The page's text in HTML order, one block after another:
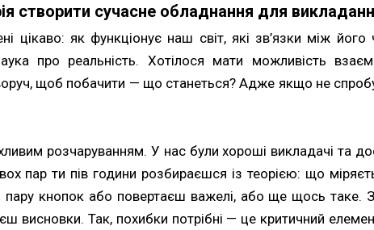
створити сучасне обладнання для
цікаво: як функціонує наш світ, які зв’язки між
про реальність. Хотілося мати можливість
щоб побачити — що станеться? Адже якщо не
розчаруванням. У нас були хороші викладачі та
пар ти пів години розбираєшся із теорією: що
пару кнопок або повертаєш важелі, або ще щось таке.
висновки. Так, похибки потрібні — це критичний